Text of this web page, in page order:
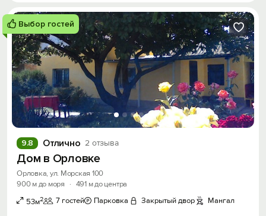
Выбор гостей
Отлично 2 отзыва
9.8
Дом в Орловке
Орловка, ул. Морская 100
900 м до моря
· 491 м до центра
53м2 7 гостей Парковка Закрытый двор Мангал